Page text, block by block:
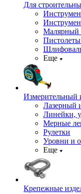
Для
Малярный
Еще
Измерительный
Лазерный
Линейки,
Мерные
Рулетки
Уровни и
Еще
Крепежные